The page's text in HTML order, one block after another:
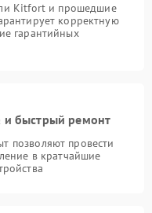
Kitfort и прошедшие
корректную
гарантийных
и быстрый ремонт
позволяют провести
в кратчайшие